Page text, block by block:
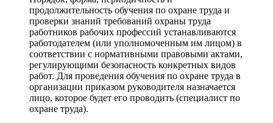
продолжительность обучения по охране труда и
проверки знаний требований охраны труда
работников рабочих профессий устанавливаются
работодателем (или уполномоченным им лицом) в
соответствии с нормативными правовыми актами,
регулирующими безопасность конкретных видов
работ. Для проведения обучения по охране труда в
организации приказом руководителя назначается
лицо, которое будет его проводить (специалист по
охране труда).